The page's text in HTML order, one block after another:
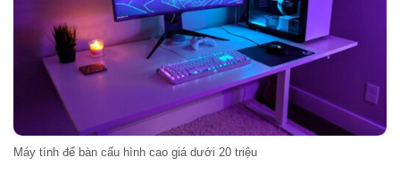
Máy tính để bàn cấu hình cao giá dưới 20 triệu